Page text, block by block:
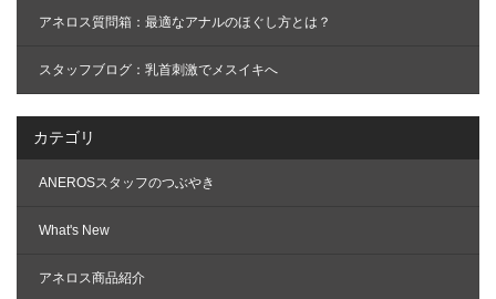
アネロス質問箱：最適なアナルのほぐし方とは？
スタッフブログ：乳首刺激でメスイキへ
カテゴリ
ANEROSスタッフのつぶやき
What's New
アネロス商品紹介